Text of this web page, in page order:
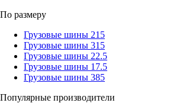
По размеру
Грузовые шины 215
Грузовые шины 315
Грузовые шины 22.5
Грузовые шины 17.5
Грузовые шины 385
Популярные производители